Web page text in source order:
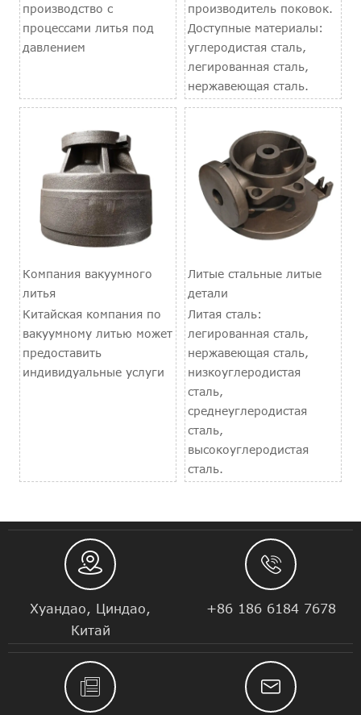
производство с
процессами литья под
давлением
производитель поковок.
Доступные материалы:
углеродистая сталь,
легированная сталь,
нержавеющая сталь.
Компания вакуумного
литья
Китайская компания по
вакуумному литью может
предоставить
индивидуальные услуги
Литые стальные литые
детали
Литая сталь:
легированная сталь,
нержавеющая сталь,
низкоуглеродистая
сталь,
среднеуглеродистая
сталь,
высокоуглеродистая
сталь.

Хуандао, Циндао,
Китай

+86 186 6184 7678
 